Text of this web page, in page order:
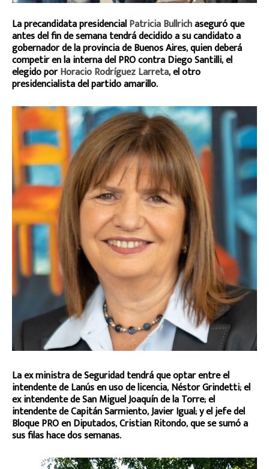
La precandidata presidencialPatricia Bullrichaseguró que
antes del fin de semana tendrá decidido a su candidato a
gobernador de la provincia de Buenos Aires, quien deberá
competir en la interna del PRO contra Diego Santilli, el
elegido porHoracio Rodríguez Larreta, el otro
presidencialista del partido amarillo.
La ex ministra de Seguridad tendrá que optar entre el
intendente de Lanús en uso de licencia, Néstor Grindetti; el
ex intendente de San Miguel Joaquín de la Torre; el
intendente de Capitán Sarmiento, Javier Igual; y el jefe del
Bloque PRO en Diputados, Cristian Ritondo, que se sumó a
sus filas hace dos semanas.